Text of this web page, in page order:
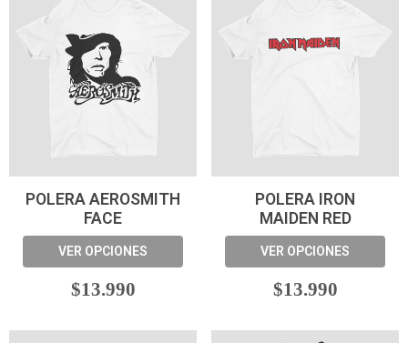
POLERA AEROSMITH
FACE
VER OPCIONES
$13.990
POLERA IRON
MAIDEN RED
VER OPCIONES
$13.990